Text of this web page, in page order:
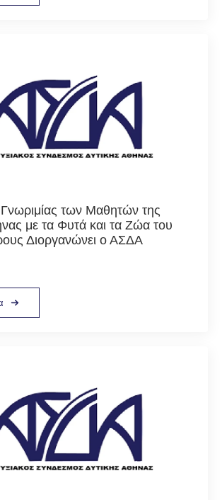
Γνωριμίας των Μαθητών της
με τα Φυτά και τα Ζώα του
Διοργανώνει ο ΑΣΔΑ